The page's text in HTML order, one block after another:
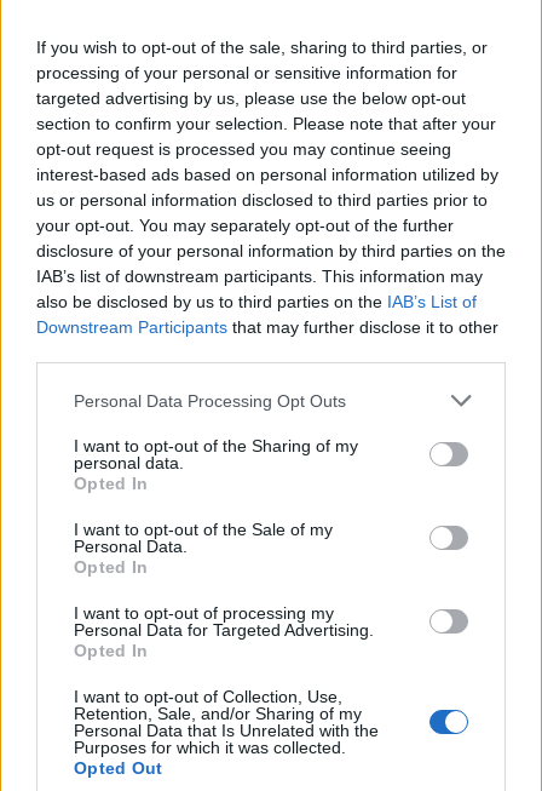
If you wish to opt-out of the sale, sharing to third parties, or
processing of your personal or sensitive information for
targeted advertising by us, please use the below opt-out
section to confirm your selection. Please note that after your
opt-out request is processed you may continue seeing
interest-based ads based on personal information utilized by
us or personal information disclosed to third parties prior to
your opt-out. You may separately opt-out of the further
disclosure of your personal information by third parties on the
IAB’s list of downstream participants. This information may
also be disclosed by us to third parties on the IAB’s List of
Downstream Participants that may further disclose it to other
Please note that this website/app uses one or more Google
not limited to your visit or usage behaviour. You may click to
grant or deny consent to Google and its third-party tags to
use your data for below specified purposes in below Google
consent section.
Personal Data Processing Opt Outs
I want to opt-out of the Sharing of my
personal data.
Opted In
I want to opt-out of the Sale of my
Personal Data.
Opted In
I want to opt-out of processing my
Personal Data for Targeted Advertising.
Opted In
I want to opt-out of Collection, Use,
Retention, Sale, and/or Sharing of my
Personal Data that Is Unrelated with the
Purposes for which it was collected.
Opted Out
Újra Boggie lesz Koppány lánya
2016. 01. 06.|Kultúrpart
Pénteken a Papp László Budapest Sportarénában lesz a
turnézáró előadás azIstván, a királykoncertszínház
változatából.